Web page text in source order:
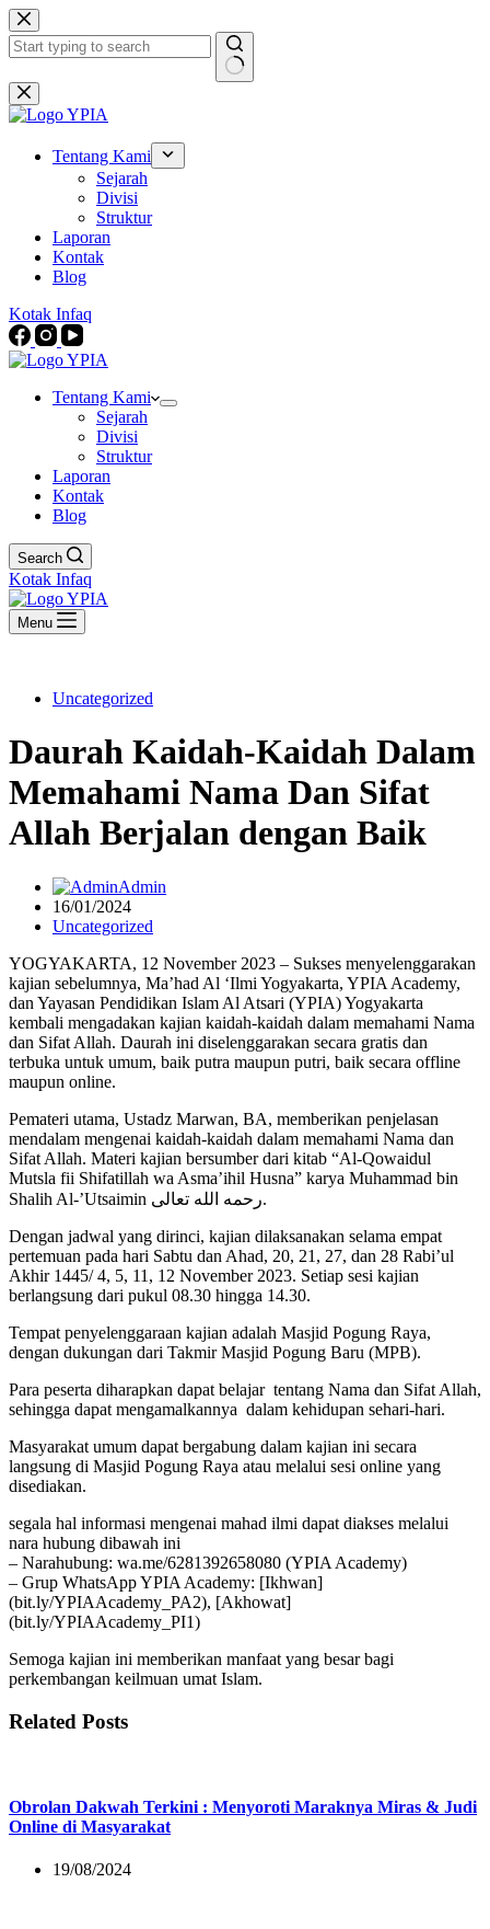
Skip
to
content
No
results
Tentang Kami
Sejarah
Divisi
Struktur
Laporan
Kontak
Blog
Kotak Infaq
Tentang Kami
Sejarah
Divisi
Struktur
Laporan
Kontak
Blog
Search
Kotak Infaq
Menu
Uncategorized
Daurah Kaidah-Kaidah Dalam
Memahami Nama Dan Sifat
Allah Berjalan dengan Baik
Admin
16/01/2024
Uncategorized
YOGYAKARTA, 12 November 2023 – Sukses menyelenggarakan
kajian sebelumnya, Ma’had Al ‘Ilmi Yogyakarta, YPIA Academy,
dan Yayasan Pendidikan Islam Al Atsari (YPIA) Yogyakarta
kembali mengadakan kajian kaidah-kaidah dalam memahami Nama
dan Sifat Allah. Daurah ini diselenggarakan secara gratis dan
terbuka untuk umum, baik putra maupun putri, baik secara offline
maupun online.
Pemateri utama, Ustadz Marwan, BA, memberikan penjelasan
mendalam mengenai kaidah-kaidah dalam memahami Nama dan
Sifat Allah. Materi kajian bersumber dari kitab “Al-Qowaidul
Mutsla fii Shifatillah wa Asma’ihil Husna” karya Muhammad bin
Shalih Al-’Utsaimin رحمه الله تعالى.
Dengan jadwal yang dirinci, kajian dilaksanakan selama empat
pertemuan pada hari Sabtu dan Ahad, 20, 21, 27, dan 28 Rabi’ul
Akhir 1445/ 4, 5, 11, 12 November 2023. Setiap sesi kajian
berlangsung dari pukul 08.30 hingga 14.30.
Tempat penyelenggaraan kajian adalah Masjid Pogung Raya,
dengan dukungan dari Takmir Masjid Pogung Baru (MPB).
Para peserta diharapkan dapat belajar tentang Nama dan Sifat Allah,
sehingga dapat mengamalkannya dalam kehidupan sehari-hari.
Masyarakat umum dapat bergabung dalam kajian ini secara
langsung di Masjid Pogung Raya atau melalui sesi online yang
disediakan.
segala hal informasi mengenai mahad ilmi dapat diakses melalui
nara hubung dibawah ini
– Narahubung: wa.me/6281392658080 (YPIA Academy)
– Grup WhatsApp YPIA Academy: [Ikhwan]
(bit.ly/YPIAAcademy_PA2), [Akhowat]
(bit.ly/YPIAAcademy_PI1)
Semoga kajian ini memberikan manfaat yang besar bagi
perkembangan keilmuan umat Islam.
Related Posts
Obrolan Dakwah Terkini : Menyoroti Maraknya Miras & Judi
Online di Masyarakat
19/08/2024